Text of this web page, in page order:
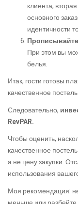
клиента,
основного
идентичности
При этом вы
белья.
Итак, гости готовы
качественное
Следовательно,
RevPAR.
Чтобы оценить,
качественное
а не цену закупки.
использования
Моя рекомендация: